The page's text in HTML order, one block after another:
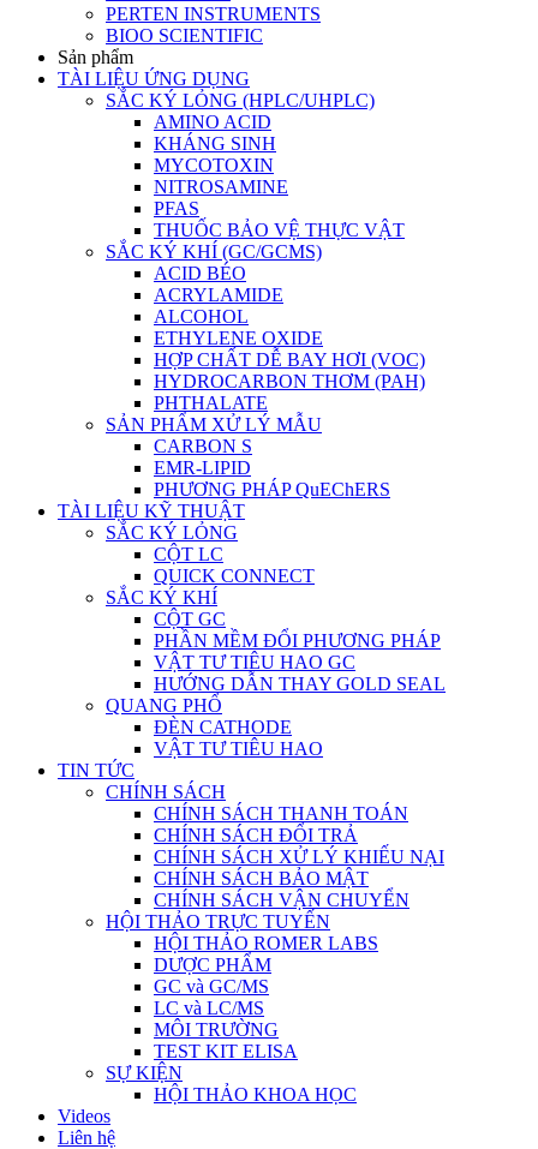
PERTEN INSTRUMENTS
BIOO SCIENTIFIC
Sản phẩm
TÀI LIỆU ỨNG DỤNG
SẮC KÝ LỎNG (HPLC/UHPLC)
AMINO ACID
KHÁNG SINH
MYCOTOXIN
NITROSAMINE
PFAS
THUỐC BẢO VỆ THỰC VẬT
SẮC KÝ KHÍ (GC/GCMS)
ACID BÉO
ACRYLAMIDE
ALCOHOL
ETHYLENE OXIDE
HỢP CHẤT DỄ BAY HƠI (VOC)
HYDROCARBON THƠM (PAH)
PHTHALATE
SẢN PHẨM XỬ LÝ MẪU
CARBON S
EMR-LIPID
PHƯƠNG PHÁP QuEChERS
TÀI LIỆU KỸ THUẬT
SẮC KÝ LỎNG
CỘT LC
QUICK CONNECT
SẮC KÝ KHÍ
CỘT GC
PHẦN MỀM ĐỔI PHƯƠNG PHÁP
VẬT TƯ TIÊU HAO GC
HƯỚNG DẪN THAY GOLD SEAL
QUANG PHỔ
ĐÈN CATHODE
VẬT TƯ TIÊU HAO
TIN TỨC
CHÍNH SÁCH
CHÍNH SÁCH THANH TOÁN
CHÍNH SÁCH ĐỔI TRẢ
CHÍNH SÁCH XỬ LÝ KHIẾU NẠI
CHÍNH SÁCH BẢO MẬT
CHÍNH SÁCH VẬN CHUYỂN
HỘI THẢO TRỰC TUYẾN
HỘI THẢO ROMER LABS
DƯỢC PHẨM
GC và GC/MS
LC và LC/MS
MÔI TRƯỜNG
TEST KIT ELISA
SỰ KIỆN
HỘI THẢO KHOA HỌC
Videos
Liên hệ